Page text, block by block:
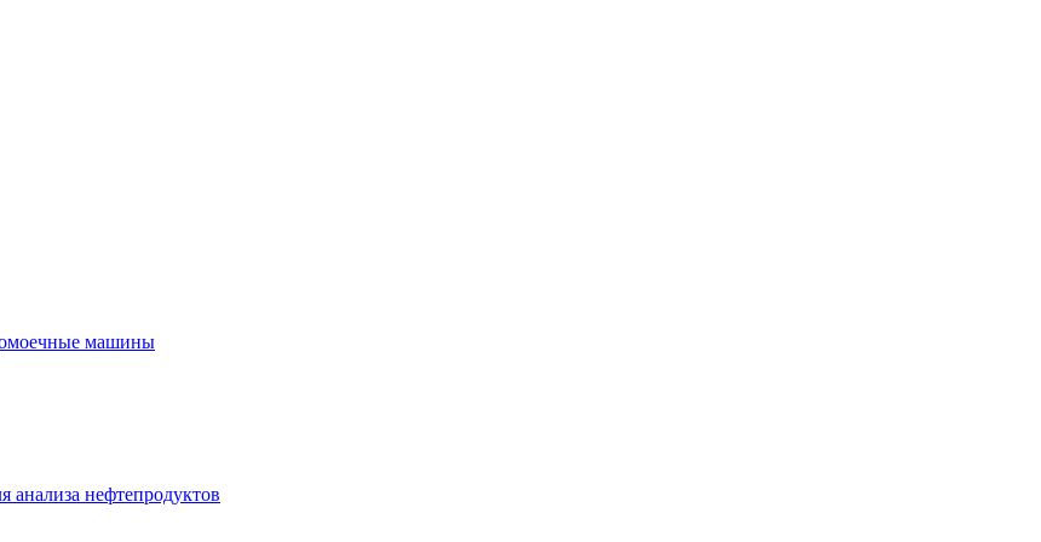
машины
анализа нефтепродуктов